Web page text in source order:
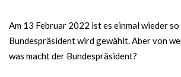
Am 13 Februar 2022 ist es einmal wieder
Bundespräsident wird gewählt. Aber von
was macht der Bundespräsident?